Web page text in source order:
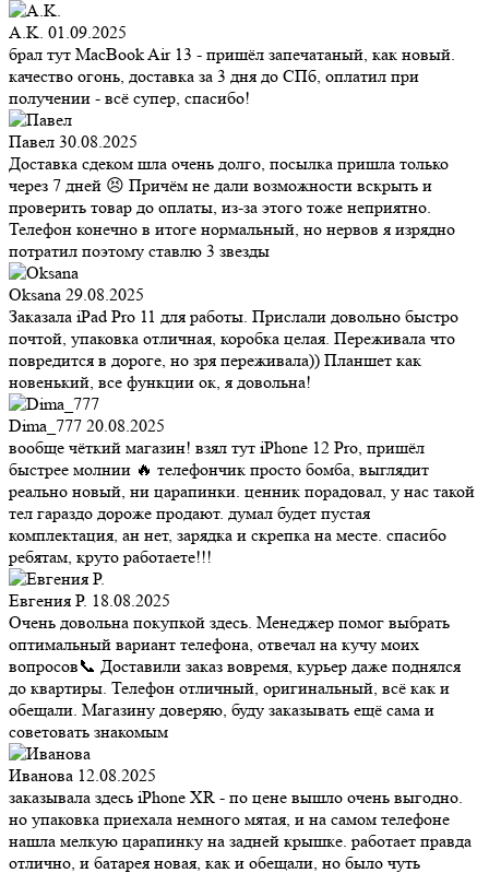
A.K. 01.09.2025
брал тут MacBook Air 13 - пришёл запечатаный, как новый.
качество огонь, доставка за 3 дня до СПб, оплатил при
получении - всё супер, спасибо!
Павел 30.08.2025
Доставка сдеком шла очень долго, посылка пришла только
через 7 дней 😣 Причём не дали возможности вскрыть и
проверить товар до оплаты, из-за этого тоже неприятно.
Телефон конечно в итоге нормальный, но нервов я изрядно
потратил поэтому ставлю 3 звезды
Oksana 29.08.2025
Заказала iPad Pro 11 для работы. Прислали довольно быстро
почтой, упаковка отличная, коробка целая. Переживала что
повредится в дороге, но зря переживала)) Планшет как
новенький, все функции ок, я довольна!
Dima_777 20.08.2025
вообще чёткий магазин! взял тут iPhone 12 Pro, пришёл
быстрее молнии 🔥 телефончик просто бомба, выглядит
реально новый, ни царапинки. ценник порадовал, у нас такой
тел гараздо дороже продают. думал будет пустая
комплектация, ан нет, зарядка и скрепка на месте. спасибо
ребятам, круто работаете!!!
Евгения Р. 18.08.2025
Очень довольна покупкой здесь. Менеджер помог выбрать
оптимальный вариант телефона, отвечал на кучу моих
вопросов📞 Доставили заказ вовремя, курьер даже поднялся
до квартиры. Телефон отличный, оригинальный, всё как и
обещали. Магазину доверяю, буду заказывать ещё сама и
советовать знакомым
Иванова 12.08.2025
заказывала здесь iPhone XR - по цене вышло очень выгодно.
но упаковка приехала немного мятая, и на самом телефоне
нашла мелкую царапинку на задней крышке. работает правда
отлично, и батарея новая, как и обещали, но было чуть